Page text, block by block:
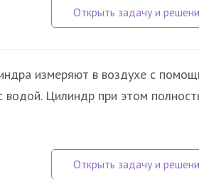
измеряют в воздухе с
Цилиндр при этом